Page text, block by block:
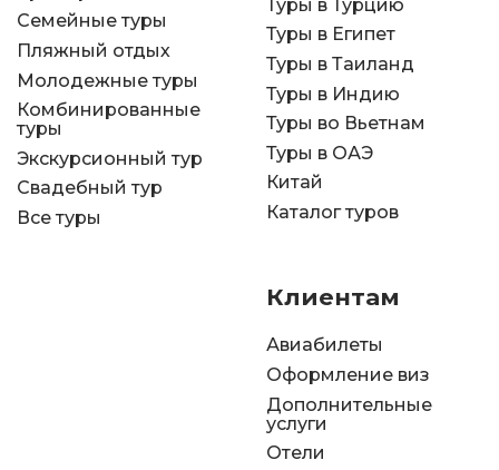
Семейные туры
Пляжный отдых
Молодежные туры
Комбинированные
туры
Экскурсионный тур
Свадебный тур
Все туры
Туры в Турцию
Туры в Египет
Туры в Таиланд
Туры в Индию
Туры во Вьетнам
Туры в ОАЭ
Китай
Каталог туров
Клиентам
Авиабилеты
Оформление виз
Дополнительные
услуги
Отели